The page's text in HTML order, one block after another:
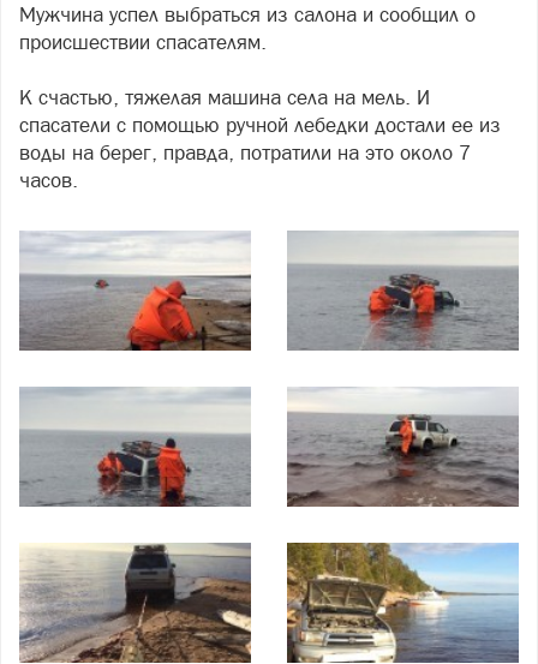
Мужчина успел выбраться из салона и сообщил о
происшествии спасателям.
К счастью, тяжелая машина села на мель. И
спасатели с помощью ручной лебедки достали ее из
воды на берег, правда, потратили на это около 7
часов.